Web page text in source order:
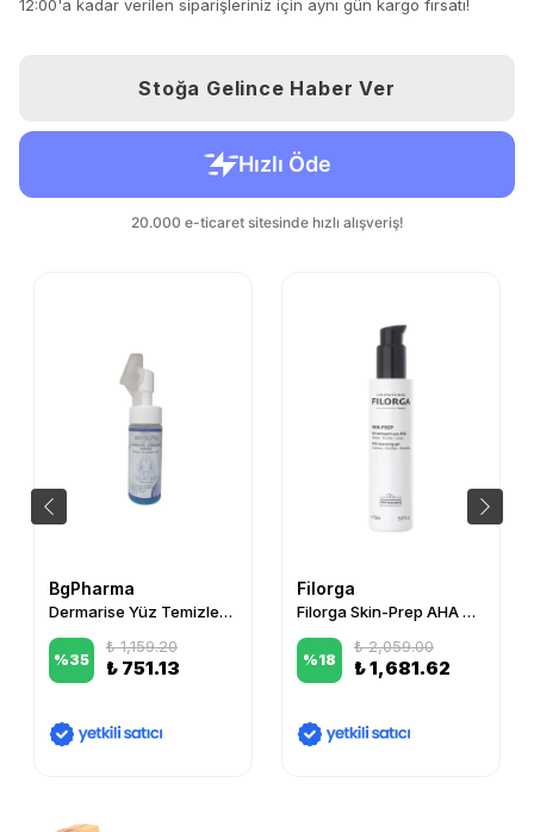
12:00'a kadar verilen siparişleriniz için aynı gün kargo fırsatı!
Stoğa Gelince Haber Ver
BgPharma
Dermarise Yüz Temizleme Köpüğü 150 ml
%35
₺ 1,159.20
₺ 751.13
Filorga
Filorga Skin-Prep AHA Cleansing Gel 150 ml
%18
₺ 2,059.00
₺ 1,681.62